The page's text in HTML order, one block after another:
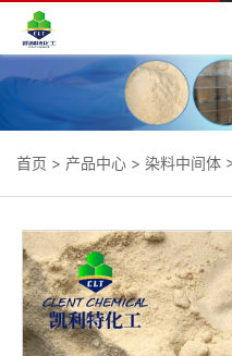
首页 > 产品中心 > 染料中间体